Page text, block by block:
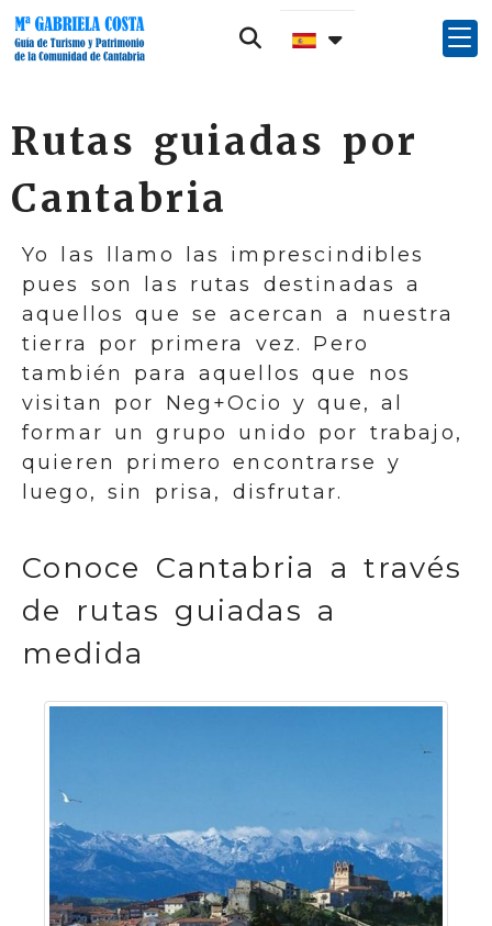
Rutas guiadas por
Cantabria
Yo las llamo las imprescindibles
pues son las rutas destinadas a
aquellos que se acercan a nuestra
tierra por primera vez. Pero
también para aquellos que nos
visitan por Neg+Ocio y que, al
formar un grupo unido por trabajo,
quieren primero encontrarse y
luego, sin prisa, disfrutar.
Conoce Cantabria a través
de rutas guiadas a
medida